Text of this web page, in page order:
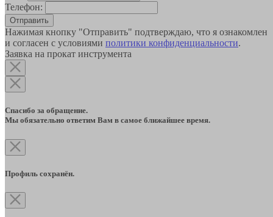
Телефон:
Отправить
Нажимая кнопку "Отправить" подтверждаю, что я ознакомлен
и согласен с условиями политики конфиденциальности.
Заявка на прокат инструмента
Спасибо за обращение.
Мы обязательно ответим Вам в самое ближайшее время.
Профиль сохранён.